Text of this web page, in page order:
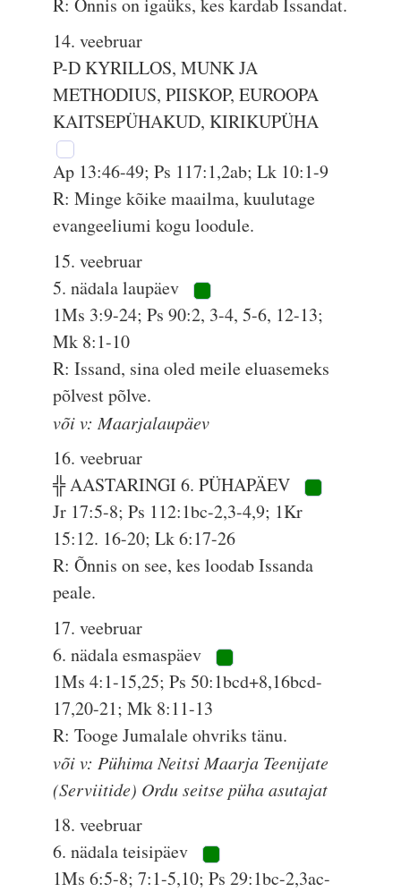
R: Õnnis on igaüks, kes kardab Issandat.
14. veebruar
P-D KYRILLOS, MUNK JA
METHODIUS, PIISKOP, EUROOPA
KAITSEPÜHAKUD, KIRIKUPÜHA
Ap 13:46-49; Ps 117:1,2ab; Lk 10:1-9
R: Minge kõike maailma, kuulutage
evangeeliumi kogu loodule.
15. veebruar
5. nädala laupäev
1Ms 3:9-24; Ps 90:2, 3-4, 5-6, 12-13;
Mk 8:1-10
R: Issand, sina oled meile eluasemeks
põlvest põlve.
või v: Maarjalaupäev
16. veebruar
╬ AASTARINGI 6. PÜHAPÄEV
Jr 17:5-8; Ps 112:1bc-2,3-4,9; 1Kr
15:12. 16-20; Lk 6:17-26
R: Õnnis on see, kes loodab Issanda
peale.
17. veebruar
6. nädala esmaspäev
1Ms 4:1-15,25; Ps 50:1bcd+8,16bcd-
17,20-21; Mk 8:11-13
R: Tooge Jumalale ohvriks tänu.
või v: Pühima Neitsi Maarja Teenijate
(Serviitide) Ordu seitse püha asutajat
18. veebruar
6. nädala teisipäev
1Ms 6:5-8; 7:1-5,10; Ps 29:1bc-2,3ac-